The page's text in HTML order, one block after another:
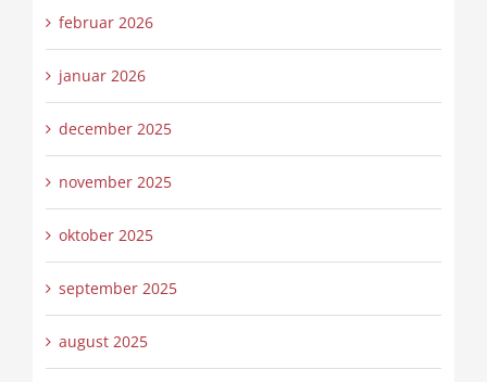
februar 2026
januar 2026
december 2025
november 2025
oktober 2025
september 2025
august 2025